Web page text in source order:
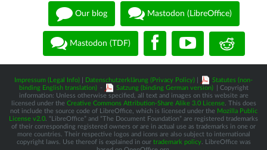
Our blog Mastodon (LibreOffice)
Mastodon (TDF)
Impressum (Legal Info) Datenschutzerklärung (Privacy Policy)
Statutes (non-
binding English translation) - Satzung (binding German version)
| Copyright
information: Unless otherwise specified, all text and images on this website are
licensed under the Creative Commons Attribution-Share Alike 3.0 License. This does
not include the source code of LibreOffice, which is licensed under the Mozilla Public
License v2.0 . “LibreOffice” and “The Document Foundation” are registered trademarks
of their corresponding registered owners or are in actual use as trademarks in one or
more countries. Their respective logos and icons are also subject to international
copyright laws. Use thereof is explained in our trademark policy. LibreOffice was